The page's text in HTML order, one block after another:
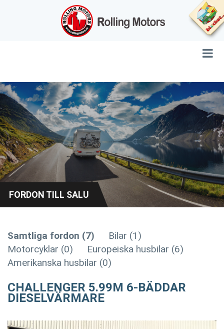
FORDON TILL SALU
Samtliga fordon (7)
Bilar (1)
Motorcyklar (0)
Europeiska husbilar (6)
Amerikanska husbilar (0)
CHALLENGER 5.99M 6-BÄDDAR
DIESELVÄRMARE